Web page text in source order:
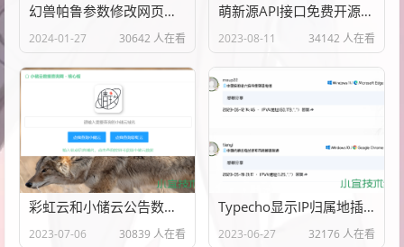
幻兽帕鲁参数修改网页源代码
2024-01-27 30642 人在看
萌新源API接口免费开源管理程序源码
2023-08-11 34142 人在看
彩虹云和小储云公告数据查询网PHP源代码
2023-07-06 30839 人在看
Typecho显示IP归属地插件
2023-06-27 32176 人在看